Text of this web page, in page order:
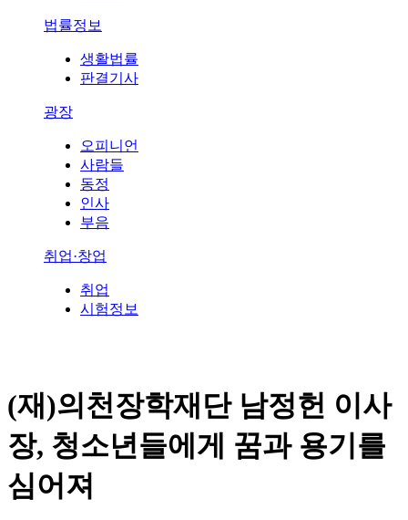
법률정보
생활법률
판결기사
광장
오피니언
사람들
동정
인사
부음
취업·창업
취업
시험정보
(재)의천장학재단 남정헌 이사
장, 청소년들에게 꿈과 용기를
심어져